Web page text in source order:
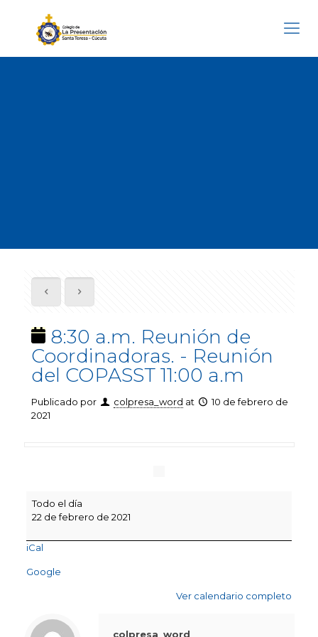
8:30 a.m. Reunión de
Coordinadoras. - Reunión
del COPASST 11:00 a.m
Publicado por colpresa_word at
10 de febrero de
2021
a.m.
Reunión
Coordinadoras.
Reunión
11:00
a.m
Todo el día
22 de febrero de 2021
iCal
Google
Ver calendario completo
colpresa_word